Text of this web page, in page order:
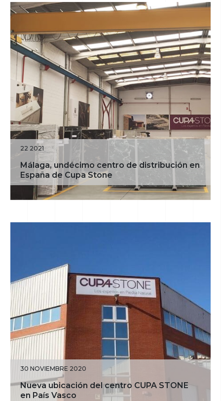
22 2021
Málaga, undécimo centro de distribución en
España de Cupa Stone
30 NOVIEMBRE 2020
Nueva ubicación del centro CUPA STONE
en País Vasco